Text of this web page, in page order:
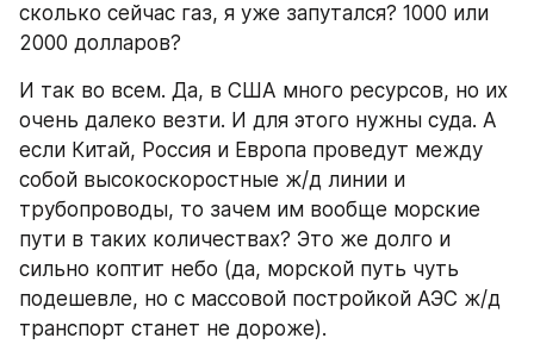
сколько сейчас газ, я уже запутался? 1000 или
2000 долларов?
И так во всем. Да, в США много ресурсов, но их
очень далеко везти. И для этого нужны суда. А
если Китай, Россия и Европа проведут между
собой высокоскоростные ж/д линии и
трубопроводы, то зачем им вообще морские
пути в таких количествах? Это же долго и
сильно коптит небо (да, морской путь чуть
подешевле, но с массовой постройкой АЭС ж/д
транспорт станет не дороже).